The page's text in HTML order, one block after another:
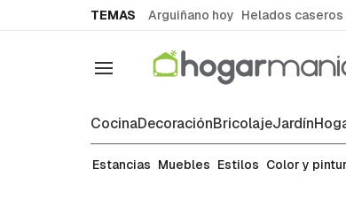
TEMAS Arguiñano hoy Helados caseros
Navegación
CocinaDecoraciónBricolajeJardín
Complementos
Estancias Muebles Estilos Color y